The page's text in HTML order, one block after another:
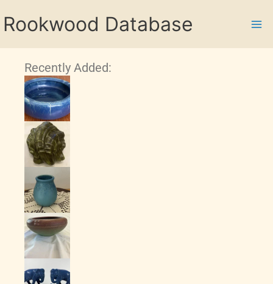
toRookwood Database
Recently Added: